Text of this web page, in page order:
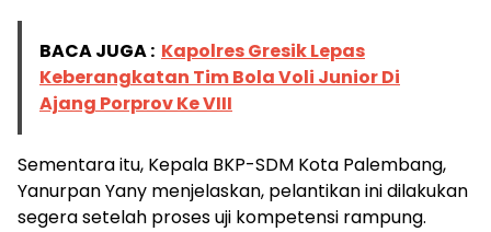
BACA JUGA : Kapolres Gresik Lepas
Keberangkatan Tim Bola Voli Junior Di
Ajang Porprov Ke VIII
Sementara itu, Kepala BKP-SDM Kota Palembang,
Yanurpan Yany menjelaskan, pelantikan ini dilakukan
segera setelah proses uji kompetensi rampung.